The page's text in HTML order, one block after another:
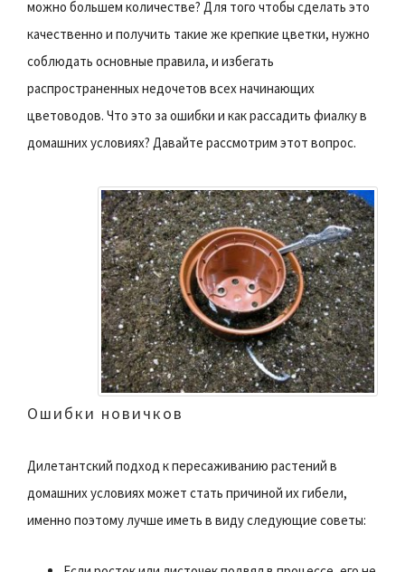
можно большем количестве? Для того чтобы сделать это
качественно и получить такие же крепкие цветки, нужно
соблюдать основные правила, и избегать
распространенных недочетов всех начинающих
цветоводов. Что это за ошибки и как рассадить фиалку в
домашних условиях? Давайте рассмотрим этот вопрос.
Ошибки новичков
Дилетантский подход к пересаживанию растений в
домашних условиях может стать причиной их гибели,
именно поэтому лучше иметь в виду следующие советы: